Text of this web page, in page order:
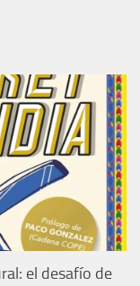
el desafío de